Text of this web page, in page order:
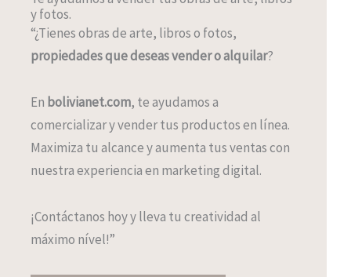
y fotos.
“¿Tienes obras de arte, libros o fotos,
propiedades que deseas vender o alquilar?
En bolivianet.com, te ayudamos a
comercializar y vender tus productos en línea.
Maximiza tu alcance y aumenta tus ventas con
nuestra experiencia en marketing digital.
¡Contáctanos hoy y lleva tu creatividad al
máximo nível!”